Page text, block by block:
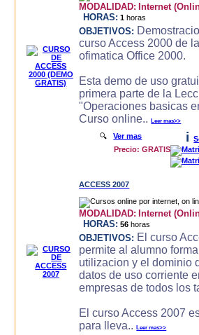
MODALIDAD: Internet
HORAS: 1 horas
OBJETIVOS:
curso Access 2000 de
ofimatica Office 2000.
Esta demo de uso
primera parte de la
"Operaciones basicas
Curso online..Leer mas>>
🔍Ver mas i
Precio: GRATIS
ACCESS 2007
MODALIDAD: Internet
HORAS: 56 horas
OBJETIVOS: El curso
permite al alumno
utilizacion y el dominio
datos de uso corriente
empresas de todos los
El curso Access 2007
para lleva..Leer mas>>